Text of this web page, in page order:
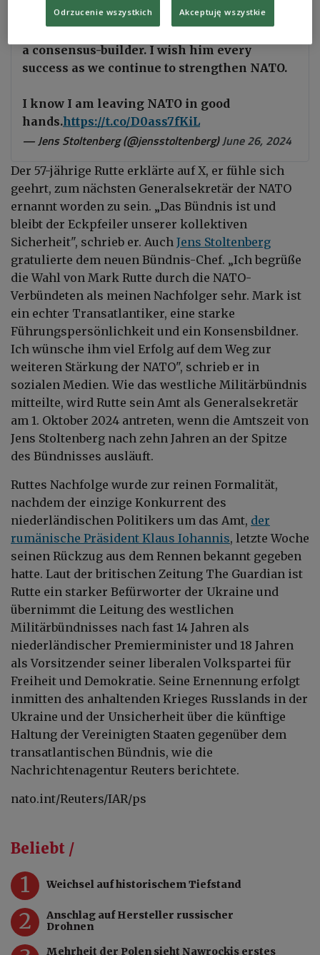
@MinPresMark Rutte as my successor. Mark
is a true transatlanticist, a strong leader and
a consensus-builder. I wish him every
success as we continue to strengthen NATO.
I know I am leaving NATO in good
hands.https://t.co/D0ass7fKiL
— Jens Stoltenberg (@jensstoltenberg)June 26, 2024
Der 57-jährige Rutte erklärte auf X, er fühle sich
geehrt, zum nächsten Generalsekretär der NATO
ernannt worden zu sein. „Das Bündnis ist und
bleibt der Eckpfeiler unserer kollektiven
Sicherheit", schrieb er. Auch Jens Stoltenberg
gratulierte dem neuen Bündnis-Chef. „Ich begrüße
die Wahl von Mark Rutte durch die NATO-
Verbündeten als meinen Nachfolger sehr. Mark ist
ein echter Transatlantiker, eine starke
Führungspersönlichkeit und ein Konsensbildner.
Ich wünsche ihm viel Erfolg auf dem Weg zur
weiteren Stärkung der NATO", schrieb er in
sozialen Medien. Wie das westliche Militärbündnis
mitteilte, wird Rutte sein Amt als Generalsekretär
am 1. Oktober 2024 antreten, wenn die Amtszeit von
Jens Stoltenberg nach zehn Jahren an der Spitze
des Bündnisses ausläuft.
Ruttes Nachfolge wurde zur reinen Formalität,
nachdem der einzige Konkurrent des
niederländischen Politikers um das Amt, der
rumänische Präsident Klaus Iohannis, letzte Woche
seinen Rückzug aus dem Rennen bekannt gegeben
hatte. Laut der britischen Zeitung The Guardian ist
Rutte ein starker Befürworter der Ukraine und
übernimmt die Leitung des westlichen
Militärbündnisses nach fast 14 Jahren als
niederländischer Premierminister und 18 Jahren
als Vorsitzender seiner liberalen Volkspartei für
Freiheit und Demokratie. Seine Ernennung erfolgt
inmitten des anhaltenden Krieges Russlands in der
Ukraine und der Unsicherheit über die künftige
Haltung der Vereinigten Staaten gegenüber dem
transatlantischen Bündnis, wie die
Nachrichtenagentur Reuters berichtete.
nato.int/Reuters/IAR/ps
Beliebt /
1 Weichsel auf historischem Tiefstand
2
Anschlag auf Hersteller russischer
Drohnen
Mehrheit der Polen sieht Nawrockis erstes
Odrzucenie wszystkich Akceptuję wszystkie